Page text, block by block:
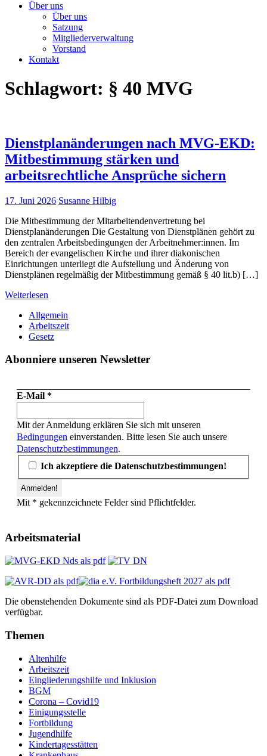
Über uns
Über uns
Satzung
Mitgliederverwaltung
Vorstand
Kontakt
Schlagwort: § 40 MVG
Dienstplanänderungen nach MVG-EKD:
Mitbestimmung stärken und
arbeitsrechtliche Ansprüche sichern
17. Juni 2026 Susanne Hilbig
Die Mitbestimmung der Mitarbeitendenvertretung bei
Dienstplanänderungen Die Gestaltung von Dienstplänen gehört zu
den zentralen Arbeitsbedingungen der Arbeitnehmer:innen. Im
Bereich der evangelischen Kirche und ihrer diakonischen
Einrichtungen unterliegt die Aufstellung und Änderung von
Dienstplänen regelmäßig der Mitbestimmung gemäß § 40 lit.b) […]
Weiterlesen
Allgemein
Arbeitszeit
Gesetz
Abonniere unseren Newsletter
E-Mail *
Mit der Anmeldung erklären Sie sich mit unseren
Bedingungen einverstanden. Bitte lesen Sie auch unsere
Datenschutzbestimmungen.
Ich akzeptiere die Datenschutzbestimmungen!
Mit * gekennzeichnete Felder sind Pflichtfelder.
Arbeitsmaterial
Die obenstehenden Dokumente sind als PDF-Datei zum Download
verfügbar.
Themen
Altenhilfe
Arbeitszeit
Eingliederungshilfe und Inklusion
BGM
Corona – Covid19
Einigungsstelle
Fortbildung
Jugendhilfe
Kindertagesstätten